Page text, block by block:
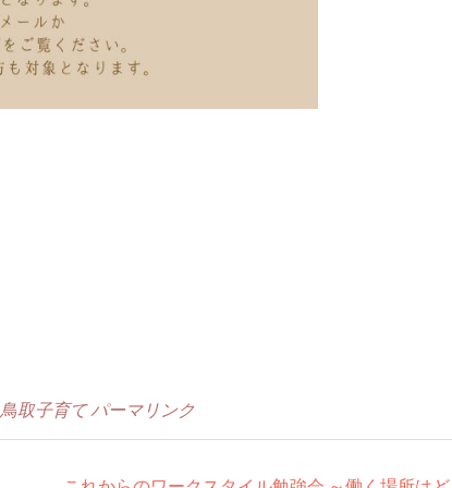
鳥取子育て パーマリンク